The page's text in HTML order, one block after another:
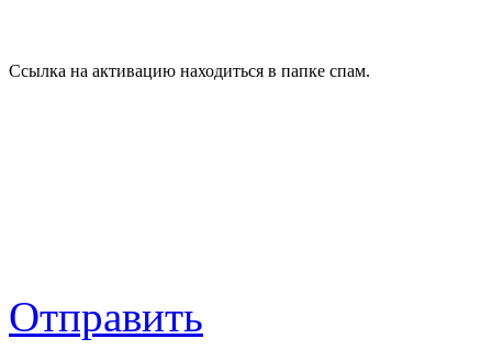
Ссылка на активацию находиться в папке спам.
Отправить